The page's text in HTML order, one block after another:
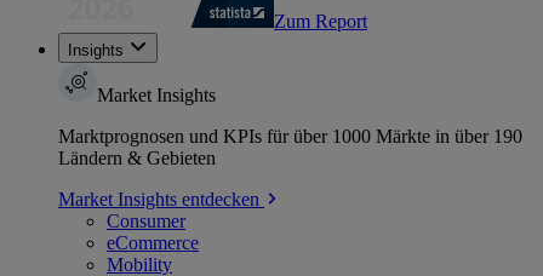
Zum Report
Insights
Market Insights
Marktprognosen und KPIs für über 1000 Märkte in über 190
Ländern & Gebieten
Market Insights entdecken
Consumer
eCommerce
Mobility